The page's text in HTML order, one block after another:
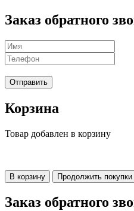
Заказ обратного
Отправить
Корзина
Товар добавлен в корзину
В корзину Продолжить покупки
Заказ обратного